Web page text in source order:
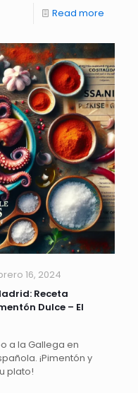
Read more
16, 2024
Receta
Dulce – El
a la Gallega en
¡Pimentón y
plato!